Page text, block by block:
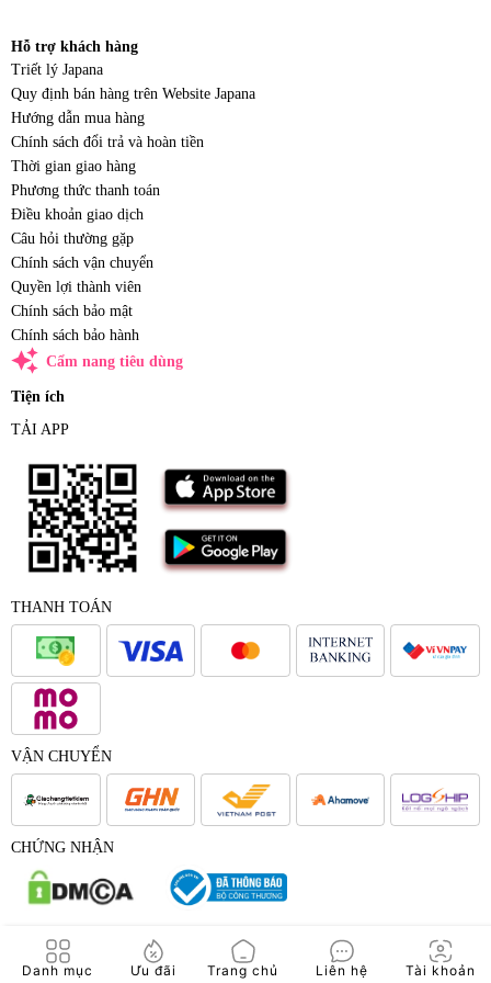
Danh mục Ưu đãi Trang chủ Liên hệ Tài khoản
Hỗ trợ khách hàng
Triết lý Japana
Quy định bán hàng trên Website Japana
Hướng dẫn mua hàng
Chính sách đổi trả và hoàn tiền
Thời gian giao hàng
Phương thức thanh toán
Điều khoản giao dịch
Câu hỏi thường gặp
Chính sách vận chuyển
Quyền lợi thành viên
Chính sách bảo mật
Chính sách bảo hành
auto_awesome Cẩm nang tiêu dùng
Tiện ích
TẢI APP
THANH TOÁN
VẬN CHUYỂN
CHỨNG NHẬN
© 2017 - Bản quyền của Công Ty Cổ Phần Japana Việt Nam -
Japana.vn